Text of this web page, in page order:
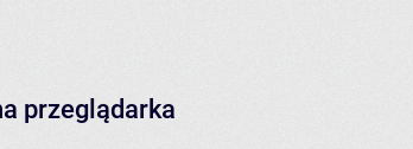
przeglądarka